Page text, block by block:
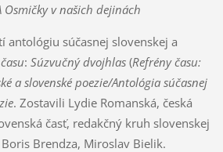
Osmičky v našich dejinách
antológiu súčasnej slovenskej a
: Súzvučný dvojhlas (Refrény času:
a slovenské poezie/Antológia súčasnej
. Zostavili Lydie Romanská, česká
časť, redakčný kruh slovenskej
Boris Brendza, Miroslav Bielik.